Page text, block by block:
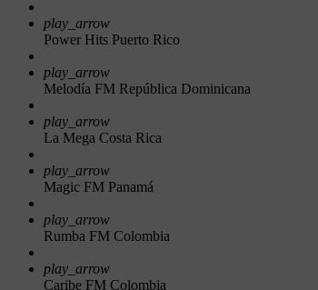
play_arrow
Power Hits Puerto Rico
play_arrow
Melodía FM República Dominicana
play_arrow
La Mega Costa Rica
play_arrow
Magic FM Panamá
play_arrow
Rumba FM Colombia
play_arrow
Caribe FM Colombia